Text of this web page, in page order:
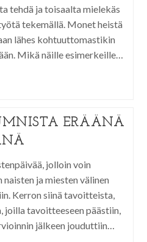
tehdä ja toisaalta mielekäs
tekemällä. Monet heistä
lähes kohtuuttomastikin
Mikä näille esimerkeille…
ERÄÄNÄ
jolloin voin
ja miesten välinen
Kerron siinä tavoitteista,
joilla tavoitteeseen päästiin,
jälkeen jouduttiin…